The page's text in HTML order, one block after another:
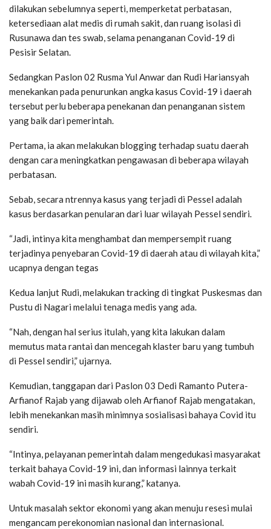
dilakukan sebelumnya seperti, memperketat perbatasan,
ketersediaan alat medis di rumah sakit, dan ruang isolasi di
Rusunawa dan tes swab, selama penanganan Covid-19 di
Pesisir Selatan.
Sedangkan Paslon 02 Rusma Yul Anwar dan Rudi Hariansyah
menekankan pada penurunkan angka kasus Covid-19 i daerah
tersebut perlu beberapa penekanan dan penanganan sistem
yang baik dari pemerintah.
Pertama, ia akan melakukan blogging terhadap suatu daerah
dengan cara meningkatkan pengawasan di beberapa wilayah
perbatasan.
Sebab, secara ntrennya kasus yang terjadi di Pessel adalah
kasus berdasarkan penularan dari luar wilayah Pessel sendiri.
“Jadi, intinya kita menghambat dan mempersempit ruang
terjadinya penyebaran Covid-19 di daerah atau di wilayah kita,”
ucapnya dengan tegas
Kedua lanjut Rudi, melakukan tracking di tingkat Puskesmas dan
Pustu di Nagari melalui tenaga medis yang ada.
“Nah, dengan hal serius itulah, yang kita lakukan dalam
memutus mata rantai dan mencegah klaster baru yang tumbuh
di Pessel sendiri,” ujarnya.
Kemudian, tanggapan dari Paslon 03 Dedi Ramanto Putera-
Arfianof Rajab yang dijawab oleh Arfianof Rajab mengatakan,
lebih menekankan masih minimnya sosialisasi bahaya Covid itu
sendiri.
“Intinya, pelayanan pemerintah dalam mengedukasi masyarakat
terkait bahaya Covid-19 ini, dan informasi lainnya terkait
wabah Covid-19 ini masih kurang,” katanya.
Untuk masalah sektor ekonomi yang akan menuju resesi mulai
mengancam perekonomian nasional dan internasional.